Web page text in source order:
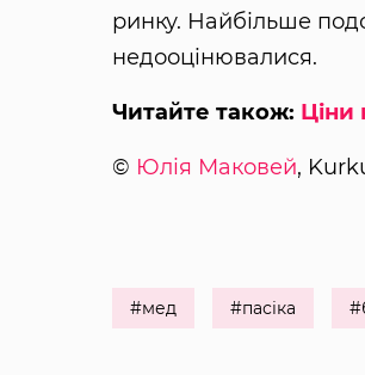
ринку. Найбільше
недооцінювалися.
Читайте також: Ціни
© Юлія Маковей,
#мед #пасіка